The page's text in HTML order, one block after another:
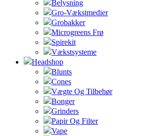
Belysning
Gro-Vækstmedier
Grobakker
Microgreens Frø
Spirekit
Vækstsysteme
Headshop
Blunts
Cones
Vægte Og Tilbehør
Bonger
Grinders
Papir Og Filter
Vape